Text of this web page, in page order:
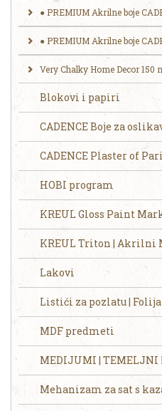
​● ‎‎PREMIUM Akrilne boje
● PREMIUM Akrilne boje
Very Chalky Home Decor 150
Blokovi i papiri
CADENCE Boje za
CADENCE Plaster of
HOBI program
KREUL Gloss Paint
KREUL Triton | Akrilni
Lakovi
Listići za pozlatu |
MDF predmeti
MEDIJUMI | TEMELJNI
Mehanizam za sat s